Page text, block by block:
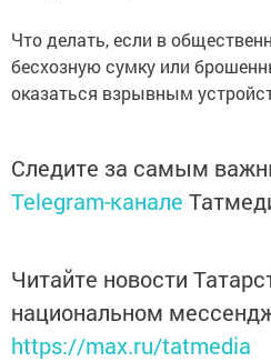
Что делать, если в
бесхозную сумку или
оказаться взрывным
Следите за самым
Telegram-канале
Читайте новости
национальном
https://max.ru/tatmedia